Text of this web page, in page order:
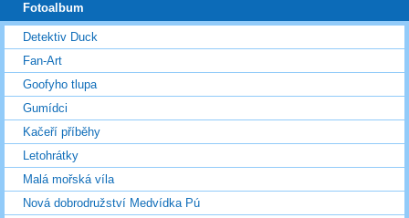
Fotoalbum
Detektiv Duck
Fan-Art
Goofyho tlupa
Gumídci
Kačeří příběhy
Letohrátky
Malá mořská víla
Nová dobrodružství Medvídka Pú